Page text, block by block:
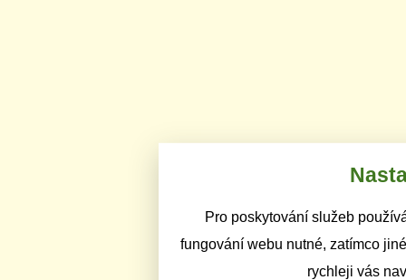
Pro poskytování služeb
fungování webu nutné, zatímco
rychleji vás